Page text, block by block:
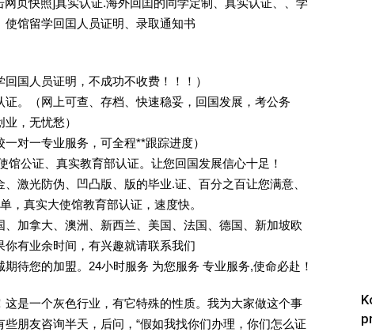
网页快照]真实认证.海外回囯的同学定制、真实认证、、学
馆留学回囯人员证明、录取通知书
国人员证明，不成功不收费！！！）
。（网上可查、存档、快速稳妥，回国发展，考公务
业，无忧愁）
一对一专业服务，可全程**跟踪进度）
公证、真实教育部认证。让您回国发展信心十足！
激光防伪、凹凸版、版的毕业.证、百分之百让您满意、
，真实大使馆教育部认证，速度快。
加拿大、澳洲、新西兰、美国、法国、德国、新加坡欧
有业余时间，有兴趣就请联系我们
待您的加盟。24小时服务 为您服务 专业服务,使命必赴！
这是一个灰色行业，有它特殊的性质。我为大家做这个事
朋友咨询半天，后问，“假如我找你们办理，你们怎么证